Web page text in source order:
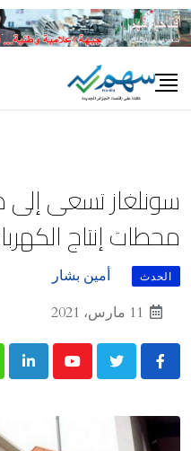
Skip
to
سونلغاز تسعى إلى
محطات إنتاج الكهرباء
الحدث
أمين بشار
11 مارس، 2021
Youtube